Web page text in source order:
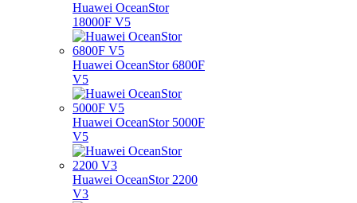
Huawei OceanStor
18000F V5
Huawei OceanStor 6800F
V5
Huawei OceanStor 5000F
V5
Huawei OceanStor 2200
V3